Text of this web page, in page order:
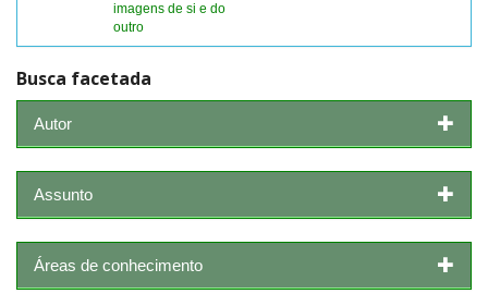
imagens de si e do
outro
Busca facetada
Autor
Assunto
Áreas de conhecimento